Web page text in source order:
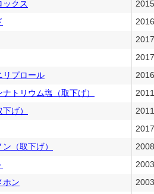
ックス
リプロール
トリウム塩（取下げ）
げ）
（取下げ）
ホン